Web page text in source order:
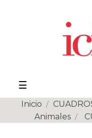
Navegación
de
palanca
☰
Inicio
Animales